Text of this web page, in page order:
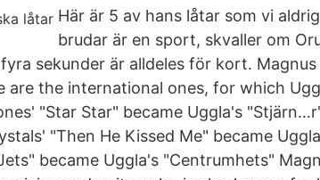
Här är 5 av hans låtar som vi
brudar är en sport, skvaller om
sekunder är alldeles för kort.
are the international ones, for which
"Star Star" became Uggla's
"Then He Kissed Me" became
became Uggla's "Centrumhets"